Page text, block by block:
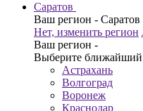
Саратов
Ваш регион - Саратов
Нет, изменить регион
Ваш регион -
Выберите
Астрахань
Волгоград
Воронеж
Краснодар